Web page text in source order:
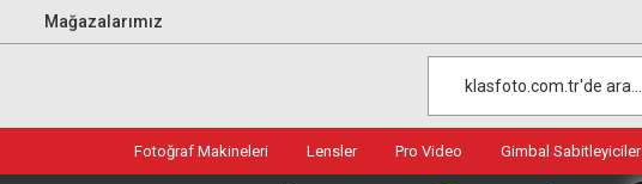
Mağazalarımız
Fotoğraf Makineleri Lensler Pro Video Gimbal Sabitleyiciler